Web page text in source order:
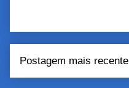
Postagem mais recente